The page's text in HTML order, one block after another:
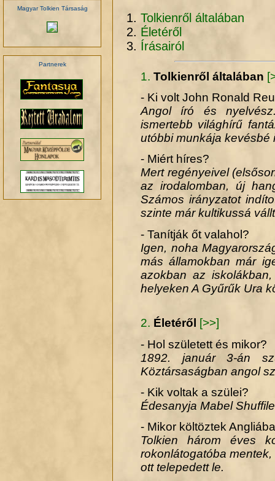
Magyar Tolkien Társaság
Partnerek
Tolkienről általában
Életéről
Írásairól
1. Tolkienről általában
- Ki volt John Ronald
Angol író és
ismertebb világhírű
utóbbi munkája kevésbé
- Miért híres?
Mert regényeivel
az irodalomban, új
Számos irányzatot
szinte már kultikussá
- Tanítják őt valahol?
Igen, noha
más államokban már
azokban az
helyeken A Gyűrűk Ura
2. Életéről
[>>]
- Hol született és mikor?
1892. január 3-án
Köztársaságban angol
- Kik voltak a szülei?
Édesanyja Mabel
- Mikor költöztek
Tolkien három éves
rokonlátogatóba
ott telepedett le.